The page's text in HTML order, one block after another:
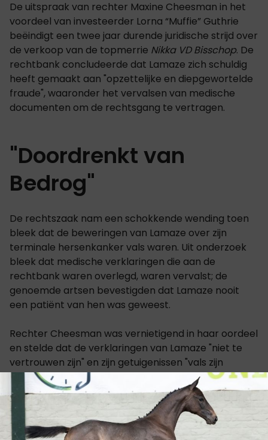
De uitspraak van rechter Maxine Cheesman in het
voordeel van investeerder Lorna “Muffie” Guthrie
beëindigt een twee jaar durende juridische strijd over
de verkoop van de topmerrie Nikka VD Bisschop. De
rechtbank concludeerde dat Lamaze zich schuldig
heeft gemaakt aan "opzettelijke en diepgewortelde
fraude", waaronder het vervalsen van medische
documenten om de rechtsgang te vertragen.
"Doordrenkt van
Bedrog"
De rechtszaak nam een schokkende wending toen
bleek dat de beweringen van Lamaze over zijn
terminale hersenkanker vals waren. Uit onderzoek
bleek dat medische verklaringen die aan de
rechtbank waren overlegd, waren vervalst; de
genoemde artsen bevestigden dat Lamaze nooit
een patiënt van hen was geweest.
Rechter Cheesman was vernietigend in haar oordeel
en stelde dat de verklaringen van Lamaze "niet te
vertrouwen zijn" en zijn getuigenissen "vals zijn
gebleken." De rechtbank merkte bovendien op dat
Lamaze een cruciale hoorzitting in november
opzettelijk aan zich voorbij liet gaan om in plaats
daarvan te gaan paardrijden.